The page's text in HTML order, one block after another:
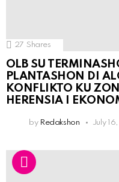
27 Shares
OLB SU
PLANTASHON DI
KONFLIKTO KU
HERENSIA I
by Redakshon July